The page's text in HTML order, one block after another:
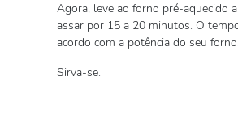
Agora, leve ao forno pré-aquecido
assar por 15 a 20 minutos. O
acordo com a potência do seu forno.
Sirva-se.